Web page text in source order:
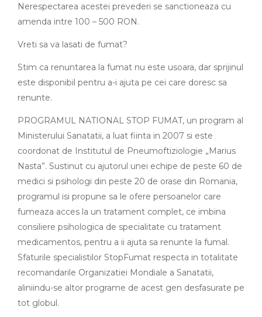
Nerespectarea acestei prevederi se sanctioneaza cu
amenda intre 100 – 500 RON.
Vreti sa va lasati de fumat?
Stim ca renuntarea la fumat nu este usoara, dar sprijinul
este disponibil pentru a-i ajuta pe cei care doresc sa
renunte.
PROGRAMUL NATIONAL STOP FUMAT, un program al
Ministerului Sanatatii, a luat fiinta in 2007 si este
coordonat de Institutul de Pneumoftiziologie „Marius
Nasta”. Sustinut cu ajutorul unei echipe de peste 60 de
medici si psihologi din peste 20 de orase din Romania,
programul isi propune sa le ofere persoanelor care
fumeaza acces la un tratament complet, ce imbina
consiliere psihologica de specialitate cu tratament
medicamentos, pentru a ii ajuta sa renunte la fumal.
Sfaturile specialistilor StopFumat respecta in totalitate
recomandarile Organizatiei Mondiale a Sanatatii,
aliniindu-se altor programe de acest gen desfasurate pe
tot globul.